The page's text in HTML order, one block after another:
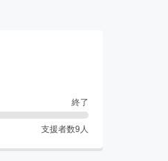
終了
支援者数9 人